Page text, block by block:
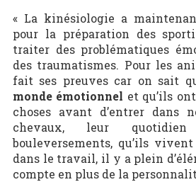
« La kinésiologie a
pour la préparation des
traiter des problématiques
des traumatismes. Pour les
fait ses preuves car on sait
monde émotionnel et qu’ils
choses avant d’entrer dans
chevaux, leur
bouleversements, qu’ils
dans le travail, il y a plein
compte en plus de la